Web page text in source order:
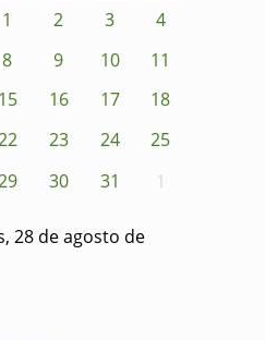
1 2 3
4
8 9 10
11
15 16 17
18
23 24
25
30 31 1
28 de agosto de